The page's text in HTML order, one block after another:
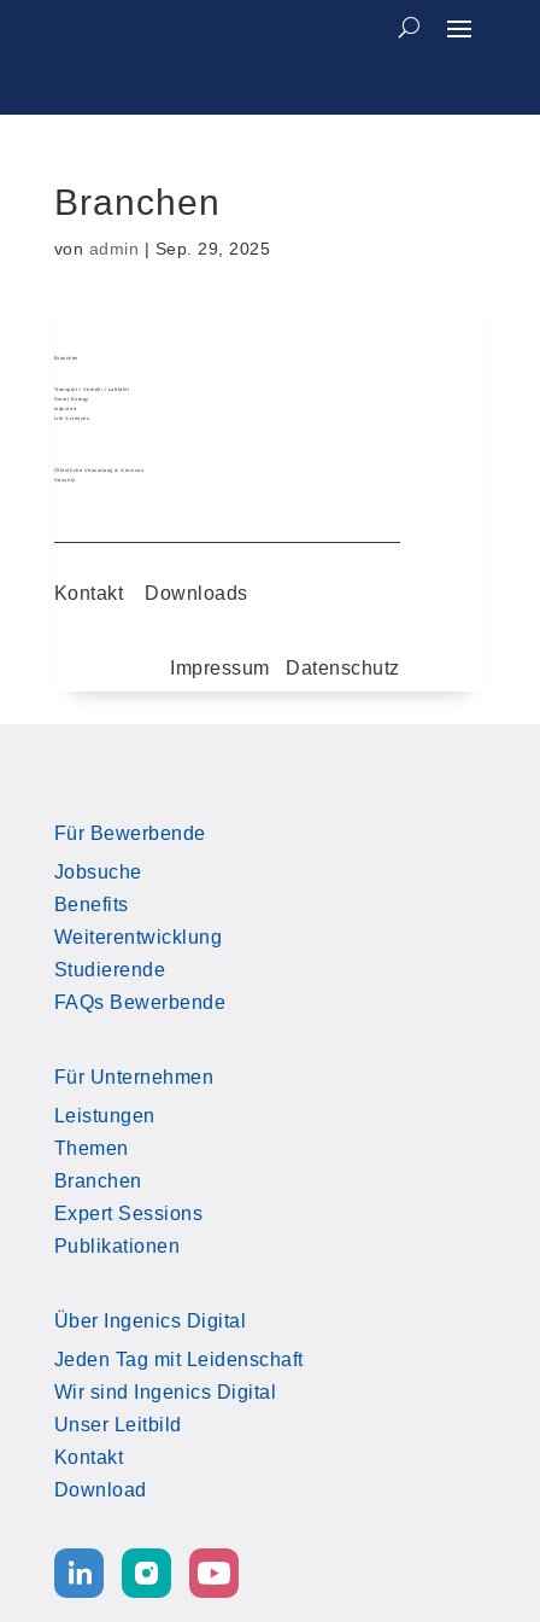
Branchen
von admin | Sep. 29, 2025
Branchen
Transport / Verkehr / Luftfahrt
Smart Energy
Industrie
Life Sciences
Öffentliche Verwaltung & Services
Security
Kontakt Downloads
Impressum Datenschutz
Für Bewerbende
Jobsuche
Benefits
Weiterentwicklung
Studierende
FAQs Bewerbende
Für Unternehmen
Leistungen
Themen
Branchen
Expert Sessions
Publikationen
Über Ingenics Digital
Jeden Tag mit Leidenschaft
Wir sind Ingenics Digital
Unser Leitbild
Kontakt
Download